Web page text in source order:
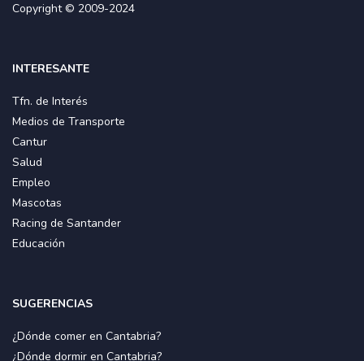
Copyright © 2009-2024
INTERESANTE
Tfn. de Interés
Medios de Transporte
Cantur
Salud
Empleo
Mascotas
Racing de Santander
Educación
SUGERENCIAS
¿Dónde comer en Cantabria?
¿Dónde dormir en Cantabria?